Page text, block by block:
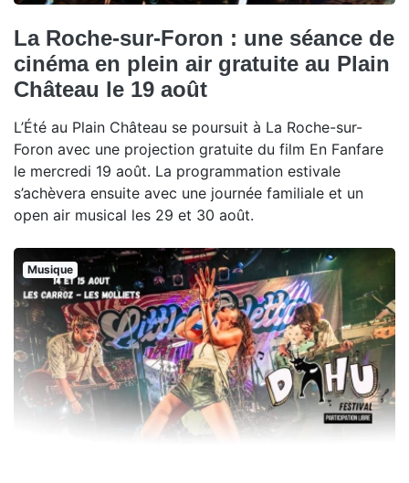
La Roche-sur-Foron : une séance de
cinéma en plein air gratuite au Plain
Château le 19 août
L’Été au Plain Château se poursuit à La Roche-sur-
Foron avec une projection gratuite du film En Fanfare
le mercredi 19 août. La programmation estivale
s’achèvera ensuite avec une journée familiale et un
open air musical les 29 et 30 août.
Musique